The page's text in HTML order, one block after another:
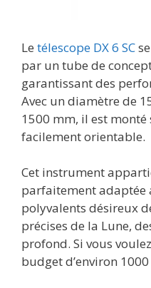
Le télescope DX 6 SC
par un tube de
garantissant des
Avec un diamètre de
1500 mm, il est
facilement orientable.
Cet instrument
parfaitement adaptée
polyvalents désireux
précises de la Lune,
profond. Si vous
budget d’environ 1000